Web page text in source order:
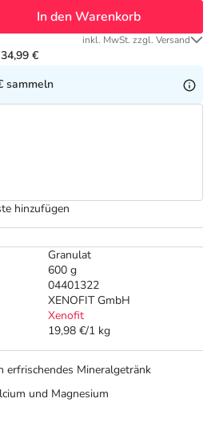
Granulat
600 g
04401322
XENOFIT GmbH
Xenofit
19,98 €/1 kg
In den Warenkorb
inkl. MwSt. zzgl. Versand
€
sammeln
hinzufügen
erfrischendes Mineralgetränk
und Magnesium